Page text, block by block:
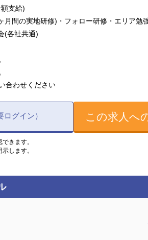
支給)
月間の実地研修)・フォロー研修・エリア勉
(各社共通)
合わせください
グイン） この求人へ
きます。
します。